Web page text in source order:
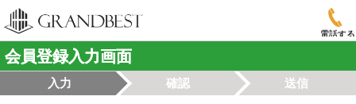
電話する
会員登録入力画面
入力 確認 送信